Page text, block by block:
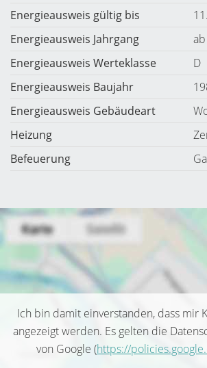
Energieausweis gültig bis
Energieausweis Jahrgang
Energieausweis Werteklasse
D
Energieausweis Baujahr
Energieausweis Gebäudeart
Heizung
Befeuerung
Ich bin damit einverstanden, dass mir
angezeigt werden. Es gelten die
von Google (https://